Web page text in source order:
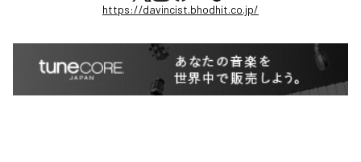
https://davincist.bhodhit.co.jp/